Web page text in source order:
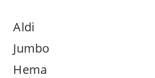
Aldi
Jumbo
Hema